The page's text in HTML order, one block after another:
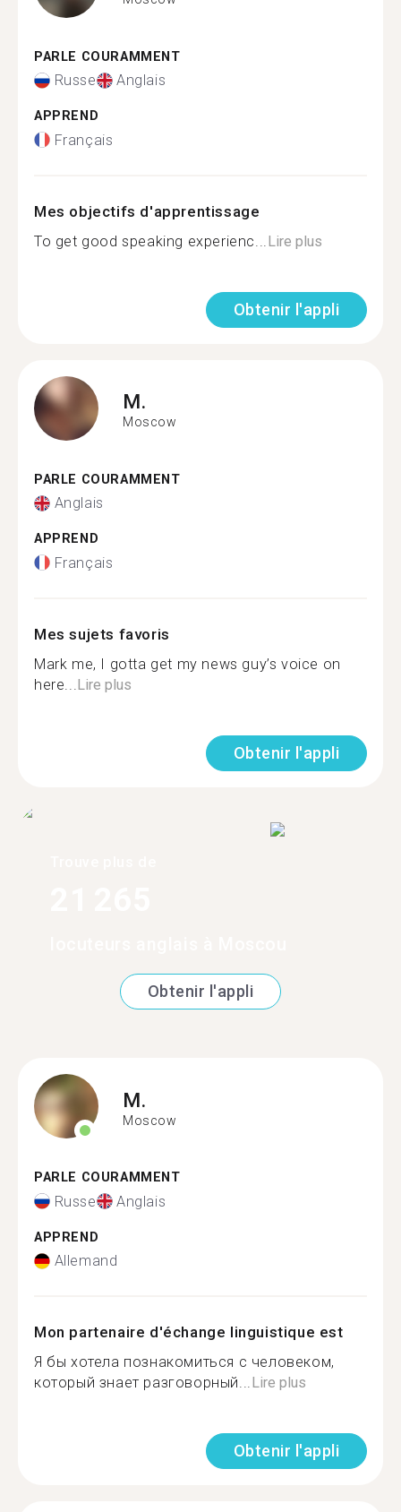
PARLE COURAMMENT
Russe Anglais
APPREND
Français
Mes objectifs d'apprentissage
To get good speaking experienc... Lire plus
Obtenir l'appli
M.
Moscow
PARLE COURAMMENT
Anglais
APPREND
Français
Mes sujets favoris
Mark me, I gotta get my news guy’s voice on
here... Lire plus
Obtenir l'appli
Obtenir l'appli
M.
Moscow
PARLE COURAMMENT
Russe Anglais
APPREND
Allemand
Mon partenaire d'échange linguistique est
Я бы хотела познакомиться с человеком,
который знает разговорный...Lire plus
Obtenir l'appli